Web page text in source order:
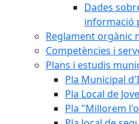
Dades
informació
Reglament orgànic
Competències i
Plans i estudis
Pla Municipal
Pla Local de
Pla "Millorem